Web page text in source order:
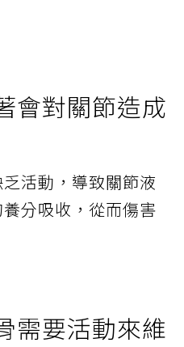
會對關節造成
活動，導致關節液
分吸收，從而傷害
需要活動來維